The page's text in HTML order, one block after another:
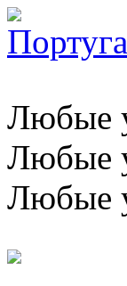
Любые
Любые
Любые